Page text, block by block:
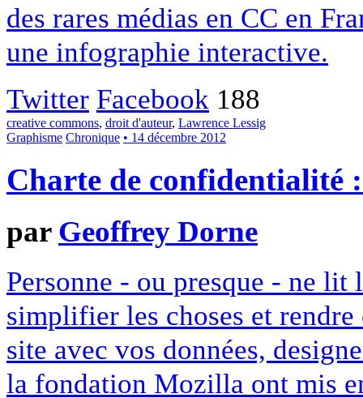
des rares médias en CC en
une infographie interactive.
Twitter Facebook 188
creative commons, droit d'auteur, Lawrence Lessig
Graphisme Chronique • 14 décembre 2012
Charte de confidentialité
par Geoffrey Dorne
Personne - ou presque - ne
simplifier les choses et
site avec vos données,
la fondation Mozilla ont mis